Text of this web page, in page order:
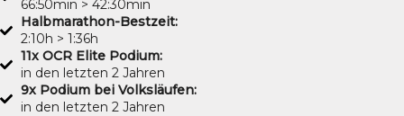
66:50min > 42:30min
Halbmarathon-Bestzeit:
2:10h > 1:36h
11x OCR Elite Podium:
in den letzten 2 Jahren
9x Podium bei Volksläufen:
in den letzten 2 Jahren